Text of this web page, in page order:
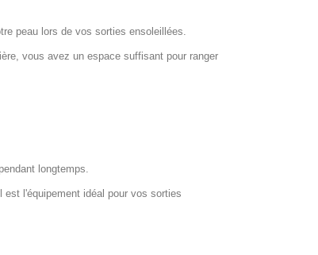
peau lors de vos sorties ensoleillées.
vous avez un espace suffisant pour ranger
longtemps.
l'équipement idéal pour vos sorties